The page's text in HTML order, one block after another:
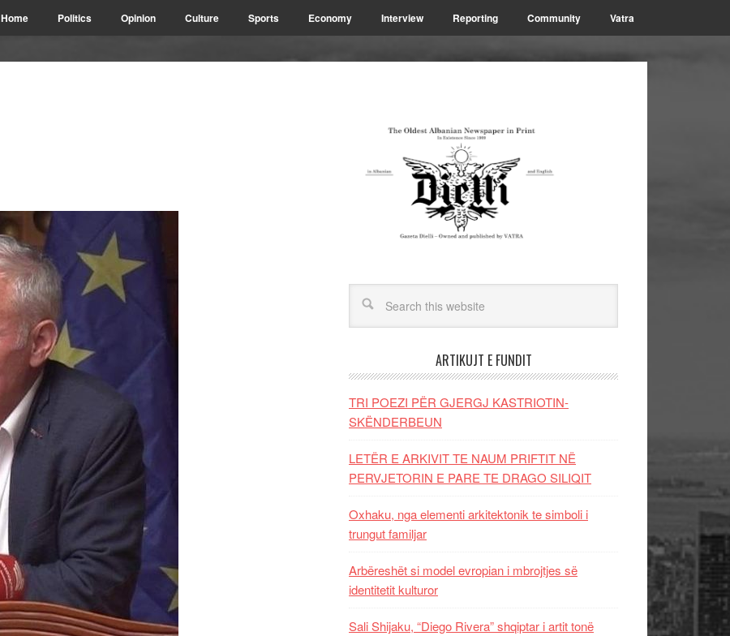
Home Politics Opinion Culture Sports Economy Interview Reporting Community Vatra
ARTIKUJT E FUNDIT
TRI POEZI PËR GJERGJ KASTRIOTIN-
SKËNDERBEUN
LETËR E ARKIVIT TE NAUM PRIFTIT NË
PERVJETORIN E PARE TE DRAGO SILIQIT
Oxhaku, nga elementi arkitektonik te simboli i
trungut familjar
Arbëreshët si model evropian i mbrojtjes së
identitetit kulturor
Sali Shijaku, “Diego Rivera” shqiptar i artit tonë